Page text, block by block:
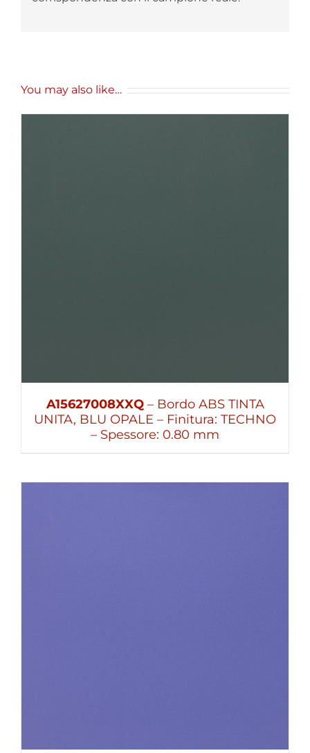
You may also like…
A15627008XXQ – Bordo ABS TINTA
UNITA, BLU OPALE – Finitura: TECHNO
– Spessore: 0.80 mm